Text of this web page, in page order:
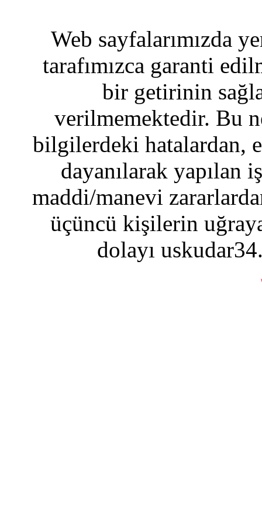
Web sayfalarımızda
tarafımızca garanti
bir getirinin
verilmemektedir. Bu
bilgilerdeki hatalardan,
dayanılarak yapılan
maddi/manevi
üçüncü kişilerin
dolayı